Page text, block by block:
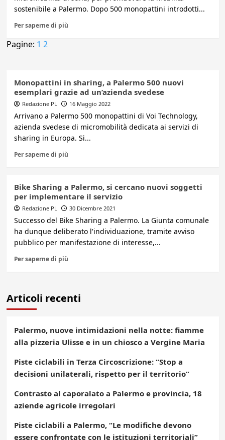
sostenibile a Palermo. Dopo 500 monopattini introdotti...
Per saperne di più
Pagine: 1 2
Monopattini in sharing, a Palermo 500 nuovi
esemplari grazie ad un’azienda svedese
Redazione PL 16 Maggio 2022
Arrivano a Palermo 500 monopattini di Voi Technology,
azienda svedese di micromobilità dedicata ai servizi di
sharing in Europa. Si...
Per saperne di più
Bike Sharing a Palermo, si cercano nuovi soggetti
per implementare il servizio
Redazione PL 30 Dicembre 2021
Successo del Bike Sharing a Palermo. La Giunta comunale
ha dunque deliberato l'individuazione, tramite avviso
pubblico per manifestazione di interesse,...
Per saperne di più
Articoli recenti
Palermo, nuove intimidazioni nella notte: fiamme
alla pizzeria Ulisse e in un chiosco a Vergine Maria
Piste ciclabili in Terza Circoscrizione: “Stop a
decisioni unilaterali, rispetto per il territorio”
Contrasto al caporalato a Palermo e provincia, 18
aziende agricole irregolari
Piste ciclabili a Palermo, “Le modifiche devono
essere confrontate con le istituzioni territoriali”